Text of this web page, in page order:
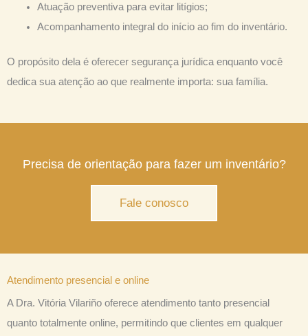
Atuação preventiva para evitar litígios;
Acompanhamento integral do início ao fim do inventário.
O propósito dela é oferecer segurança jurídica enquanto você
dedica sua atenção ao que realmente importa: sua família.
Precisa de orientação para fazer um inventário?
Fale conosco
Atendimento presencial e online
A Dra. Vitória Vilariño oferece atendimento tanto presencial
quanto totalmente online, permitindo que clientes em qualquer